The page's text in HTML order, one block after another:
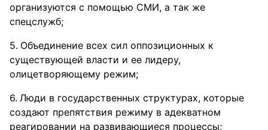
организуются с помощью СМИ, а так же
спецслужб;
Объединение всех сил оппозиционных к
существующей власти и ее лидеру,
олицетворяющему режим;
Люди в государственных структурах, которые
создают препятствия режиму в адекватном
реагировании на развивающиеся процессы;